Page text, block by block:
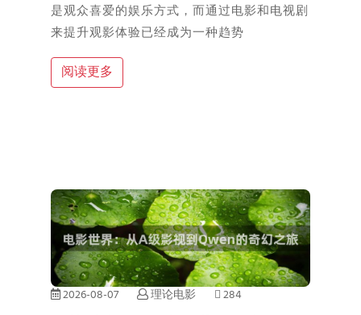
是观众喜爱的娱乐方式，而通过电影和电视剧
来提升观影体验已经成为一种趋势
阅读更多
2026-08-07 理论电影 284